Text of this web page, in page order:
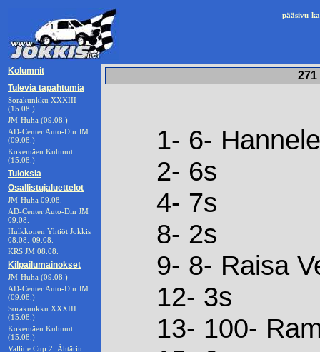
pääsivu
Kolumnit
Tulevia tapahtumia
Sorakunkku XXXIII
(15.08.)
JM-Huha (09.08.)
AD-Center Auto-Din JM
(09.08.)
Kokemäen Kuhmut
(15.08.)
Tuloksia
Osallistujaluettelot
JM-Huha 09.08.
AD-Center Auto-Din JM
09.08.
Hulkkonen Yhtiöt Jokkis
08.08.-09.08.
KRS JM 08.08.
Kilpailumainokset
JM-Huha (09.08.)
AD-Center Auto-Din JM
(09.08.)
Sorakunkku XXXIII
(15.08.)
Kokemäen Kuhmut
(15.08.)
Vallitie Cup 2. Ähtärin
271
1- 6-
2- 6s
4- 7s
8- 2s
9- 8- Raisa
12- 3s
13- 100-